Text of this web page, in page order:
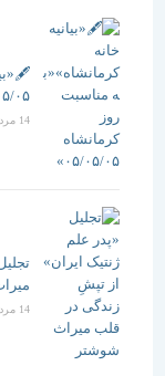
🖋️«بیانیه
۰۵/۰۵/۰۵»
/
تجلیل «پدر
میراث
14 مرداد 1405 /